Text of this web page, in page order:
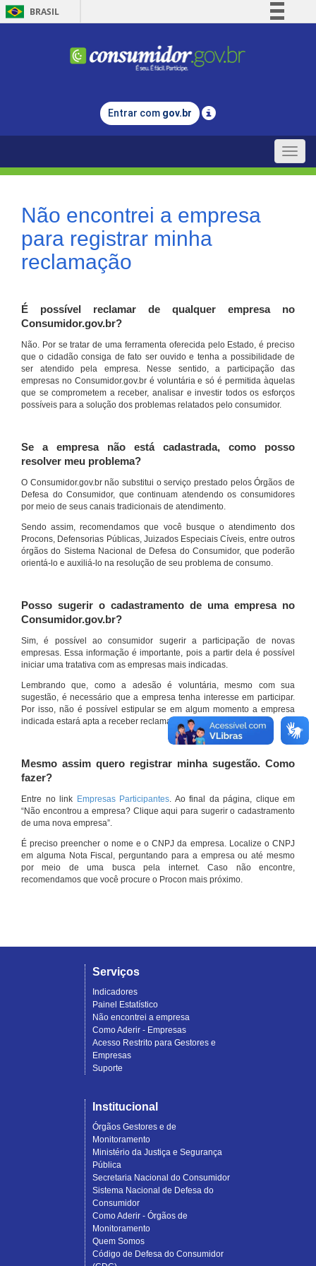
BRASIL
Comunica BR
Legislação
Entrar com gov.br
Toggle
Não encontrei a empresa
para registrar minha
reclamação
É possível reclamar de qualquer empresa no
Consumidor.gov.br?
Não. Por se tratar de uma ferramenta oferecida pelo Estado, é preciso
que o cidadão consiga de fato ser ouvido e tenha a possibilidade de
ser atendido pela empresa. Nesse sentido, a participação das
empresas no Consumidor.gov.br é voluntária e só é permitida àquelas
que se comprometem a receber, analisar e investir todos os esforços
possíveis para a solução dos problemas relatados pelo consumidor.
Se a empresa não está cadastrada, como posso
resolver meu problema?
O Consumidor.gov.br não substitui o serviço prestado pelos Órgãos de
Defesa do Consumidor, que continuam atendendo os consumidores
por meio de seus canais tradicionais de atendimento.
Sendo assim, recomendamos que você busque o atendimento dos
Procons, Defensorias Públicas, Juizados Especiais Cíveis, entre outros
órgãos do Sistema Nacional de Defesa do Consumidor, que poderão
orientá-lo e auxiliá-lo na resolução de seu problema de consumo.
Posso sugerir o cadastramento de uma empresa no
Consumidor.gov.br?
Sim, é possível ao consumidor sugerir a participação de novas
empresas. Essa informação é importante, pois a partir dela é possível
iniciar uma tratativa com as empresas mais indicadas.
Lembrando que, como a adesão é voluntária, mesmo com sua
sugestão, é necessário que a empresa tenha interesse em participar.
Por isso, não é possível estipular se em algum momento a empresa
indicada estará apta a receber reclamações por meio do site.
Mesmo assim quero registrar minha sugestão. Como
fazer?
Entre no link Empresas Participantes. Ao final da página, clique em
“Não encontrou a empresa? Clique aqui para sugerir o cadastramento
de uma nova empresa”.
É preciso preencher o nome e o CNPJ da empresa. Localize o CNPJ
em alguma Nota Fiscal, perguntando para a empresa ou até mesmo
por meio de uma busca pela internet. Caso não encontre,
recomendamos que você procure o Procon mais próximo.
Serviços
Indicadores
Painel Estatístico
Não encontrei a empresa
Como Aderir - Empresas
Acesso Restrito para Gestores e
Empresas
Suporte
Institucional
Órgãos Gestores e de
Monitoramento
Ministério da Justiça e Segurança
Pública
Secretaria Nacional do Consumidor
Sistema Nacional de Defesa do
Consumidor
Como Aderir - Órgãos de
Monitoramento
Quem Somos
Código de Defesa do Consumidor